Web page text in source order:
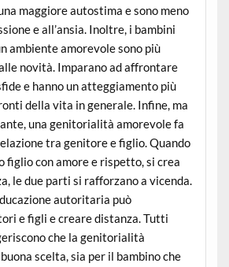
maggiore autostima e sono meno
e all’ansia. Inoltre, i bambini
ambiente amorevole sono più
novità. Imparano ad affrontare
e hanno un atteggiamento più
della vita in generale. Infine, ma
una genitorialità amorevole fa
tra genitore e figlio. Quando
con amore e rispetto, si crea
le due parti si rafforzano a vicenda.
autoritaria può
e figli e creare distanza. Tutti
che la genitorialità
scelta, sia per il bambino che